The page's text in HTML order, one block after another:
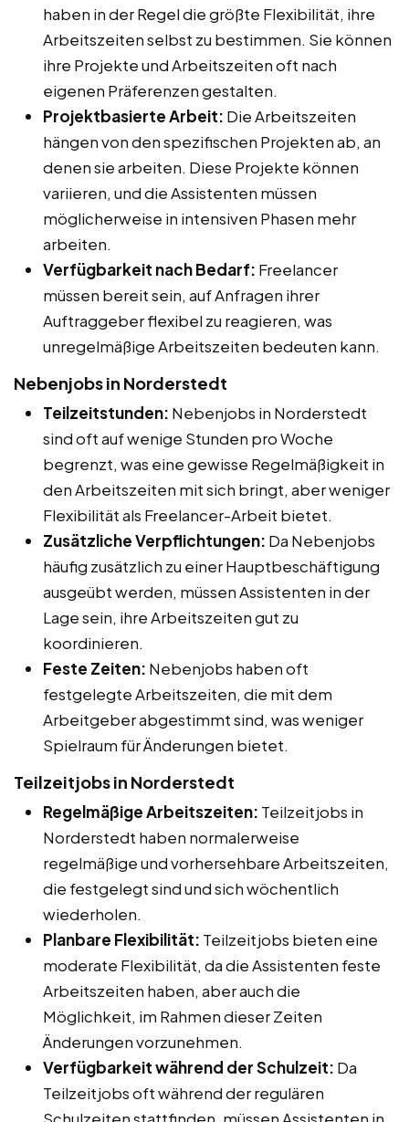
haben in der Regel die größte Flexibilität, ihre
Arbeitszeiten selbst zu bestimmen. Sie können
ihre Projekte und Arbeitszeiten oft nach
eigenen Präferenzen gestalten.
Projektbasierte Arbeit: Die Arbeitszeiten
hängen von den spezifischen Projekten ab, an
denen sie arbeiten. Diese Projekte können
variieren, und die Assistenten müssen
möglicherweise in intensiven Phasen mehr
arbeiten.
Verfügbarkeit nach Bedarf: Freelancer
müssen bereit sein, auf Anfragen ihrer
Auftraggeber flexibel zu reagieren, was
unregelmäßige Arbeitszeiten bedeuten kann.
Nebenjobs in Norderstedt
Teilzeitstunden: Nebenjobs in Norderstedt
sind oft auf wenige Stunden pro Woche
begrenzt, was eine gewisse Regelmäßigkeit in
den Arbeitszeiten mit sich bringt, aber weniger
Flexibilität als Freelancer-Arbeit bietet.
Zusätzliche Verpflichtungen: Da Nebenjobs
häufig zusätzlich zu einer Hauptbeschäftigung
ausgeübt werden, müssen Assistenten in der
Lage sein, ihre Arbeitszeiten gut zu
koordinieren.
Feste Zeiten: Nebenjobs haben oft
festgelegte Arbeitszeiten, die mit dem
Arbeitgeber abgestimmt sind, was weniger
Spielraum für Änderungen bietet.
Teilzeitjobs in Norderstedt
Regelmäßige Arbeitszeiten: Teilzeitjobs in
Norderstedt haben normalerweise
regelmäßige und vorhersehbare Arbeitszeiten,
die festgelegt sind und sich wöchentlich
wiederholen.
Planbare Flexibilität: Teilzeitjobs bieten eine
moderate Flexibilität, da die Assistenten feste
Arbeitszeiten haben, aber auch die
Möglichkeit, im Rahmen dieser Zeiten
Änderungen vorzunehmen.
Verfügbarkeit während der Schulzeit: Da
Teilzeitjobs oft während der regulären
Schulzeiten stattfinden, müssen Assistenten in